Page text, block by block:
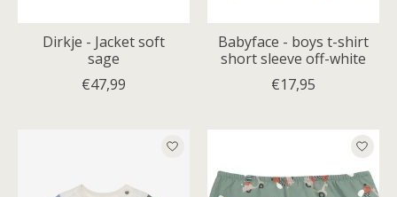
Dirkje - Jacket soft
sage
€47,99
Babyface - boys t-shirt
short sleeve off-white
€17,95